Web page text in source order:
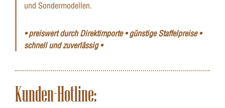
und Sondermodellen.
• preiswert durch Direktimporte • günstige Staffelpreise •
schnell und zuverlässig •
Kunden-Hotline: